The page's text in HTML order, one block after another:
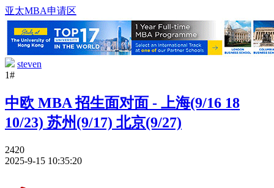
亚太MBA申请区
steven
1#
中欧 MBA 招生面对面 - 上海(9/16 18
10/23) 苏州(9/17) 北京(9/27)
2420
2025-9-15 10:35:20